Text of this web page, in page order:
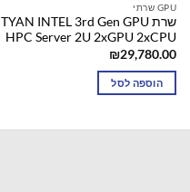
GPU שרתי
שרת TYAN INTEL 3rd Gen GPU
HPC Server 2U 2xGPU 2xCPU
₪29,780.00
הוספה לסל